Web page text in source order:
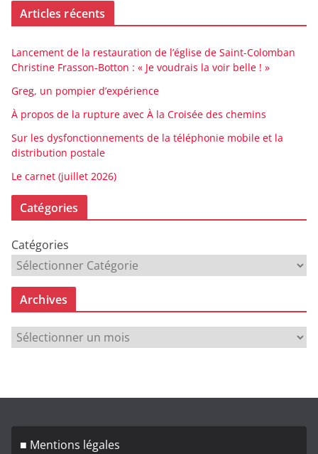
Articles récents
Lancement de la restauration de l’église de Saint-Colomban
Christine Frasson-Botton : « Je voudrais la voir belle ! »
Greg, un pompier d’expérience
À propos de la rupture avec À la Croisée des chemins
Sur les dysfonctionnements de la téléphonie mobile et la
distribution postale
Le carnet (juillet 2026)
Catégories
Catégories
Archives
A
h
■ Mentions légales